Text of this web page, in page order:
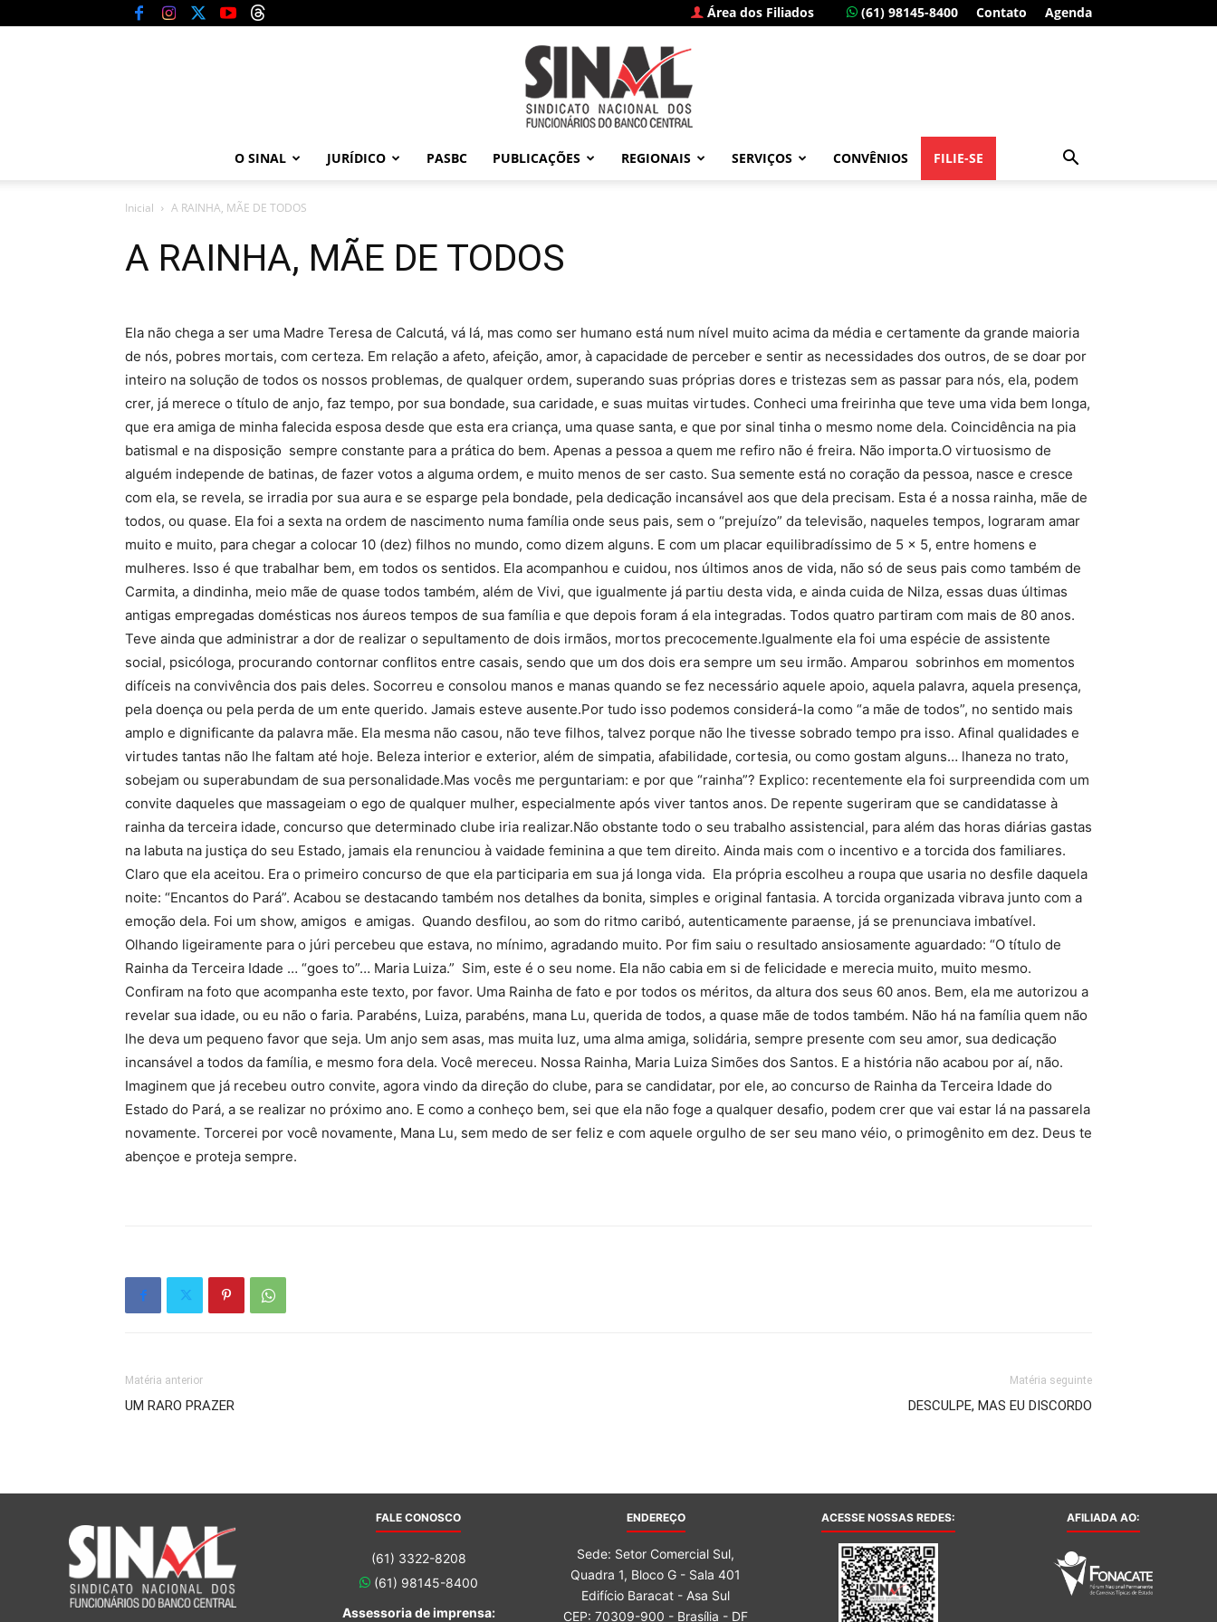
Área dos Filiados (61) 98145-8400 Contato Agenda
Sindicato
Nacional
dos
Funcionários
do
Banco
Central
O SINAL JURÍDICO PASBC PUBLICAÇÕES REGIONAIS SERVIÇOS CONVÊNIOS FILIE-SE
Inicial A RAINHA, MÃE DE TODOS
A RAINHA, MÃE DE TODOS
Ela não chega a ser uma Madre Teresa de Calcutá, vá lá, mas como ser humano está num nível muito acima da média e certamente da grande maioria
de nós, pobres mortais, com certeza. Em relação a afeto, afeição, amor, à capacidade de perceber e sentir as necessidades dos outros, de se doar por
inteiro na solução de todos os nossos problemas, de qualquer ordem, superando suas próprias dores e tristezas sem as passar para nós, ela, podem
crer, já merece o título de anjo, faz tempo, por sua bondade, sua caridade, e suas muitas virtudes. Conheci uma freirinha que teve uma vida bem longa,
que era amiga de minha falecida esposa desde que esta era criança, uma quase santa, e que por sinal tinha o mesmo nome dela. Coincidência na pia
batismal e na disposição sempre constante para a prática do bem. Apenas a pessoa a quem me refiro não é freira. Não importa.O virtuosismo de
alguém independe de batinas, de fazer votos a alguma ordem, e muito menos de ser casto. Sua semente está no coração da pessoa, nasce e cresce
com ela, se revela, se irradia por sua aura e se esparge pela bondade, pela dedicação incansável aos que dela precisam. Esta é a nossa rainha, mãe de
todos, ou quase. Ela foi a sexta na ordem de nascimento numa família onde seus pais, sem o “prejuízo” da televisão, naqueles tempos, lograram amar
muito e muito, para chegar a colocar 10 (dez) filhos no mundo, como dizem alguns. E com um placar equilibradíssimo de 5 x 5, entre homens e
mulheres. Isso é que trabalhar bem, em todos os sentidos. Ela acompanhou e cuidou, nos últimos anos de vida, não só de seus pais como também de
Carmita, a dindinha, meio mãe de quase todos também, além de Vivi, que igualmente já partiu desta vida, e ainda cuida de Nilza, essas duas últimas
antigas empregadas domésticas nos áureos tempos de sua família e que depois foram á ela integradas. Todos quatro partiram com mais de 80 anos.
Teve ainda que administrar a dor de realizar o sepultamento de dois irmãos, mortos precocemente.Igualmente ela foi uma espécie de assistente
social, psicóloga, procurando contornar conflitos entre casais, sendo que um dos dois era sempre um seu irmão. Amparou sobrinhos em momentos
difíceis na convivência dos pais deles. Socorreu e consolou manos e manas quando se fez necessário aquele apoio, aquela palavra, aquela presença,
pela doença ou pela perda de um ente querido. Jamais esteve ausente.Por tudo isso podemos considerá-la como “a mãe de todos”, no sentido mais
amplo e dignificante da palavra mãe. Ela mesma não casou, não teve filhos, talvez porque não lhe tivesse sobrado tempo pra isso. Afinal qualidades e
virtudes tantas não lhe faltam até hoje. Beleza interior e exterior, além de simpatia, afabilidade, cortesia, ou como gostam alguns… lhaneza no trato,
sobejam ou superabundam de sua personalidade.Mas vocês me perguntariam: e por que “rainha”? Explico: recentemente ela foi surpreendida com um
convite daqueles que massageiam o ego de qualquer mulher, especialmente após viver tantos anos. De repente sugeriram que se candidatasse à
rainha da terceira idade, concurso que determinado clube iria realizar.Não obstante todo o seu trabalho assistencial, para além das horas diárias gastas
na labuta na justiça do seu Estado, jamais ela renunciou à vaidade feminina a que tem direito. Ainda mais com o incentivo e a torcida dos familiares.
Claro que ela aceitou. Era o primeiro concurso de que ela participaria em sua já longa vida. Ela própria escolheu a roupa que usaria no desfile daquela
noite: “Encantos do Pará”. Acabou se destacando também nos detalhes da bonita, simples e original fantasia. A torcida organizada vibrava junto com a
emoção dela. Foi um show, amigos e amigas. Quando desfilou, ao som do ritmo caribó, autenticamente paraense, já se prenunciava imbatível.
Olhando ligeiramente para o júri percebeu que estava, no mínimo, agradando muito. Por fim saiu o resultado ansiosamente aguardado: “O título de
Rainha da Terceira Idade … “goes to”… Maria Luiza.” Sim, este é o seu nome. Ela não cabia em si de felicidade e merecia muito, muito mesmo.
Confiram na foto que acompanha este texto, por favor. Uma Rainha de fato e por todos os méritos, da altura dos seus 60 anos. Bem, ela me autorizou a
revelar sua idade, ou eu não o faria. Parabéns, Luiza, parabéns, mana Lu, querida de todos, a quase mãe de todos também. Não há na família quem não
lhe deva um pequeno favor que seja. Um anjo sem asas, mas muita luz, uma alma amiga, solidária, sempre presente com seu amor, sua dedicação
incansável a todos da família, e mesmo fora dela. Você mereceu. Nossa Rainha, Maria Luiza Simões dos Santos. E a história não acabou por aí, não.
Imaginem que já recebeu outro convite, agora vindo da direção do clube, para se candidatar, por ele, ao concurso de Rainha da Terceira Idade do
Estado do Pará, a se realizar no próximo ano. E como a conheço bem, sei que ela não foge a qualquer desafio, podem crer que vai estar lá na passarela
novamente. Torcerei por você novamente, Mana Lu, sem medo de ser feliz e com aquele orgulho de ser seu mano véio, o primogênito em dez. Deus te
abençoe e proteja sempre.
Matéria anterior
UM RARO PRAZER
Matéria seguinte
DESCULPE, MAS EU DISCORDO
FALE CONOSCO
(61) 3322-8208
(61) 98145-8400
Assessoria de imprensa:
ENDEREÇO
Sede: Setor Comercial Sul,
Quadra 1, Bloco G - Sala 401
Edifício Baracat - Asa Sul
CEP: 70309-900 - Brasília - DF
ACESSE NOSSAS REDES: AFILIADA AO: